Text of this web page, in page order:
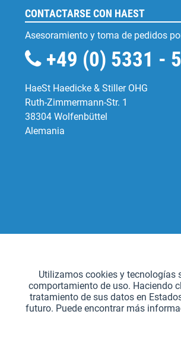
CONTACTARSE CON HAEST
Asesoramiento y toma de pedidos
+49 (0) 5331 -
HaeSt Haedicke & Stiller OHG
Ruth-Zimmermann-Str. 1
38304 Wolfenbüttel
Alemania
Seguimiento
Utilizamos cookies y tecnologías
comportamiento de uso. Haciendo
tratamiento de sus datos en
futuro. Puede encontrar más